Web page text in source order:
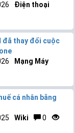
Điện thoại
đã thay đổi cuộc
Mạng Máy
cá nhân bằng
Wiki 0